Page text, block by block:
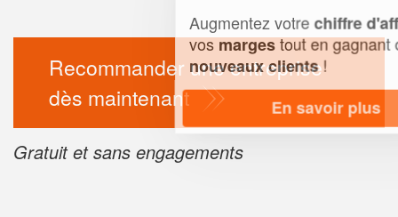
Recommander une entreprise
dès maintenant
Gratuit et sans engagements
Augmentez votrechiffre d'affaireset
vosmargestout en gagnant de
nouveaux clients!
En savoir plus